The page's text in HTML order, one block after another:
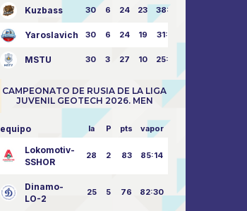
Kuzbass 30 6 24 23 38:76
Yaroslavich 30 6 24 19 31:80
MSTU 30 3 27 10 25:87
CAMPEONATO DE RUSIA DE LA LIGA
JUVENIL GEOTECH 2026. MEN
equipo la P pts vapor
Lokomotiv-
SSHOR
28 2 83 85:14
Dinamo-
LO-2
25 5 76 82:30